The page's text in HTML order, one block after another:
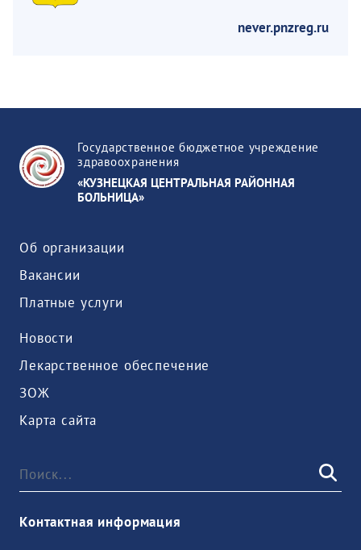
never.pnzreg.ru
Государственное бюджетное учреждение
здравоохранения
«КУЗНЕЦКАЯ ЦЕНТРАЛЬНАЯ РАЙОННАЯ
БОЛЬНИЦА»
Об организации
Вакансии
Платные услуги
Новости
Лекарственное обеспечение
ЗОЖ
Карта сайта
Контактная информация